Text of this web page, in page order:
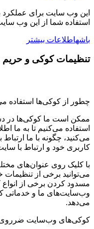
این وب سایت برای عملکرد
استفاده شما از این وب
باشهاطلاعات بیشتر
تنظیمات کوکی و
چطور از کوکی‌ها استفاده
ممکن است ما کوکی‌ها در
استفاده می‌کنیم تا به ما
می‌کنید، چگونه با ما ارتباط
کاربری خود و ارتباط با
با کلیک روی عنوان‌های
می‌توانید برخی از تنظیمات
مسدود کردن برخی از
وب‌سایت‌های ما و خدماتی که
می‌دهد.
کوکی‌های وب‌سایت